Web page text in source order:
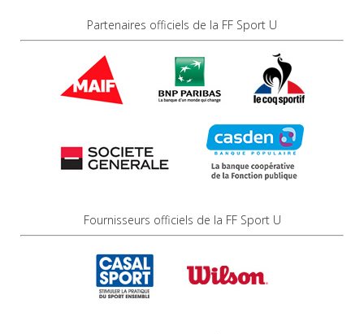
Partenaires officiels de la FF Sport U
Fournisseurs officiels de la FF Sport U